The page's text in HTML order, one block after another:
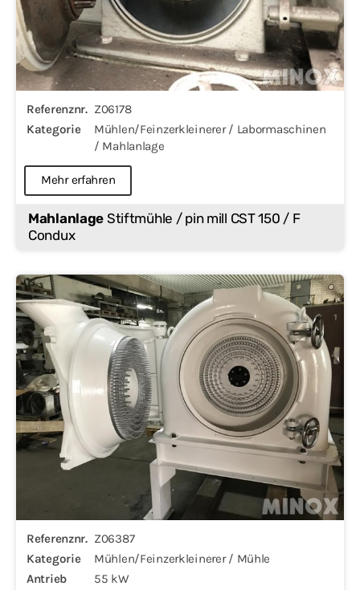
Referenznr. Z06178
Kategorie
Mühlen/Feinzerkleinerer / Labormaschinen
/ Mahlanlage
Mehr erfahren
Mahlanlage Stiftmühle / pin mill CST 150 / F
Condux
Referenznr. Z06387
Kategorie
Mühlen/Feinzerkleinerer / Mühle
Antrieb
55 kW